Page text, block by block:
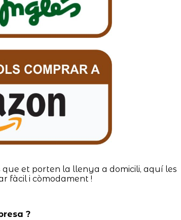
et porten la llenya a domicili, aquí les
fàcil i còmodament !
?